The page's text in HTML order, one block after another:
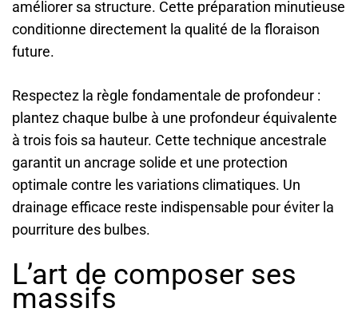
améliorer sa structure. Cette préparation minutieuse
conditionne directement la qualité de la floraison
future.
Respectez la règle fondamentale de profondeur :
plantez chaque bulbe à une profondeur équivalente
à trois fois sa hauteur. Cette technique ancestrale
garantit un ancrage solide et une protection
optimale contre les variations climatiques. Un
drainage efficace reste indispensable pour éviter la
pourriture des bulbes.
L’art de composer ses
massifs